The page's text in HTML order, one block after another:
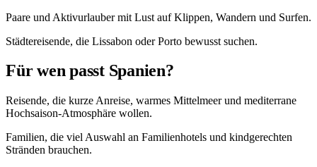
Paare und Aktivurlauber mit Lust auf Klippen, Wandern und Surfen.
Städtereisende, die Lissabon oder Porto bewusst suchen.
Für wen passt Spanien?
Reisende, die kurze Anreise, warmes Mittelmeer und mediterrane
Hochsaison-Atmosphäre wollen.
Familien, die viel Auswahl an Familienhotels und kindgerechten
Stränden brauchen.